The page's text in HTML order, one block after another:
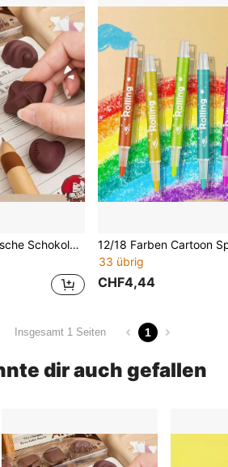
Schultüte-Geschenk, Mal- und Schreibutensilien Belohnung, geeignet für Feiertagsparty kleine Geschenke (nicht essbar)
33 übrig
CHF4,44
Insgesamt 1 Seiten 1
dir auch gefallen